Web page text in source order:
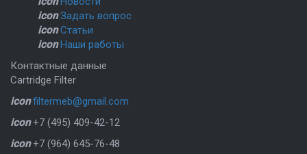
icon Задать вопрос
icon Статьи
icon Наши работы
Контактные данные
Cartridge Filter
icon filtermeb@gmail.com
icon +7 (495) 409-42-12
icon +7 (964) 645-76-48